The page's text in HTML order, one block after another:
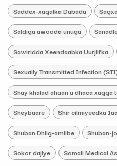
Saddex-xagalka Dabada
Saldiga awooda unuga
Sawiridda Xeendaabka Uurjiifka
Sexually Transmitted Infection
Shay khalad ahaan u dhaca xagga
Sheybaare Shir cilmiyeedka
Shuban Dhiig-amiibe Shuban-
Sokor dajiye Somali Medical